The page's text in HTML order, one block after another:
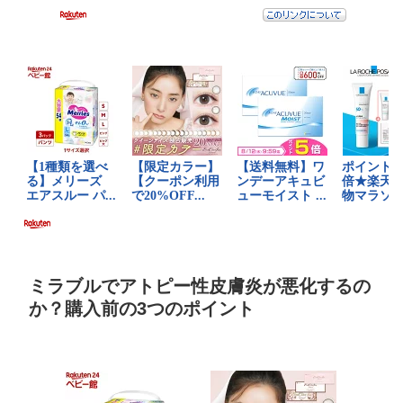
ミラブルでアトピー性皮膚炎が悪化するの
か？購入前の3つのポイント